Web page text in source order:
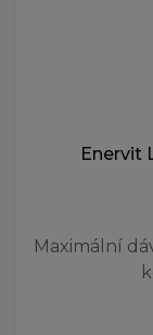
Enervit
Maximální